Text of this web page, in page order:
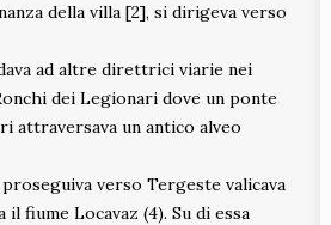
della villa [2], si dirigeva verso
ad altre direttrici viarie nei
dei Legionari dove un ponte
attraversava un antico alveo
verso Tergeste valicava
fiume Locavaz (4). Su di essa